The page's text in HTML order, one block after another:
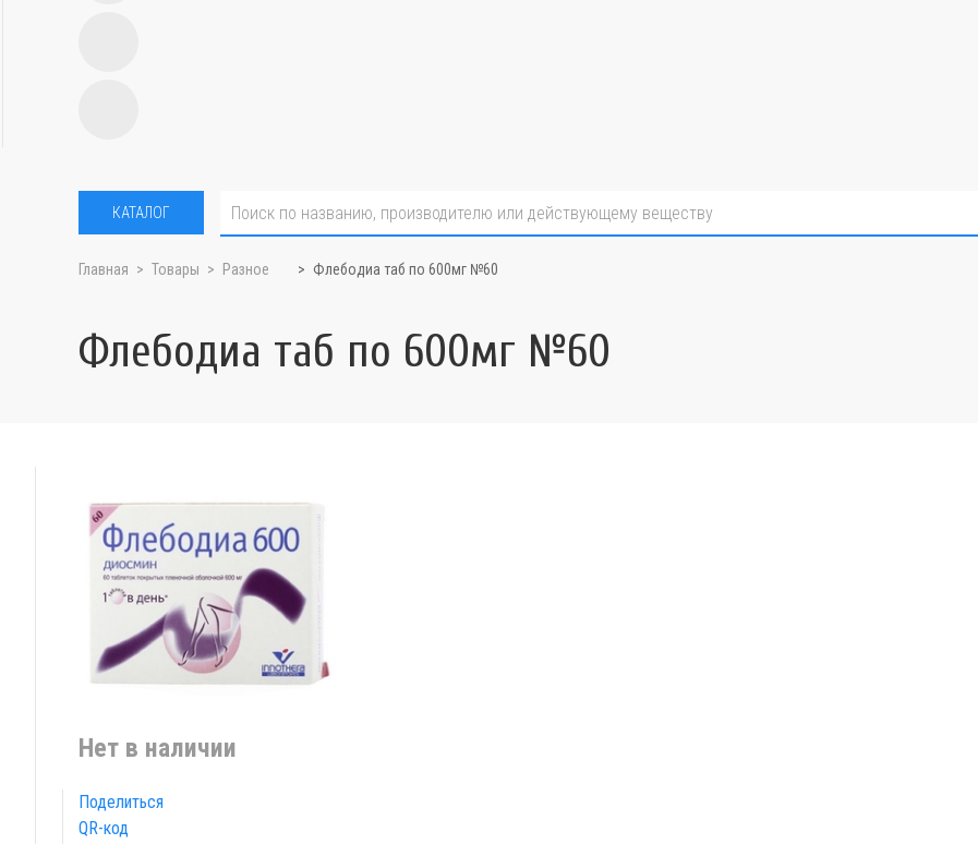
КАТАЛОГ
Главная Товары Разное Флебодиа таб по 600мг №60
Флебодиа таб по 600мг №60
Нет в наличии
Поделиться
QR-код